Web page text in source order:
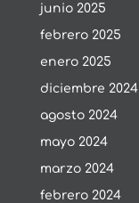
junio 2025
febrero 2025
enero 2025
diciembre 2024
agosto 2024
mayo 2024
marzo 2024
febrero 2024